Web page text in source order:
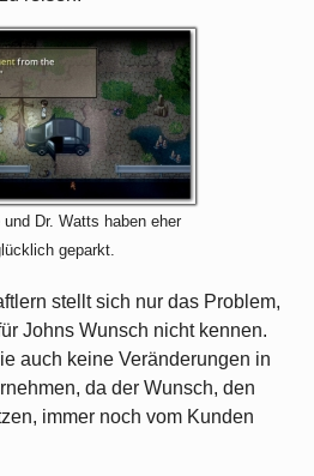
und Dr. Watts haben eher
geparkt.
stellt sich nur das Problem,
Johns Wunsch nicht kennen.
auch keine Veränderungen in
da der Wunsch, den
immer noch vom Kunden